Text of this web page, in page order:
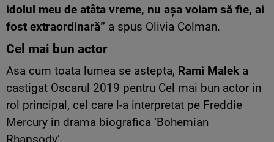
idolul meu de atâta vreme, nu aşa voiam să fie, ai
fost extraordinară” a spus Olivia Colman.
Cel mai bun actor
Asa cum toata lumea se astepta, Rami Malek a
castigat Oscarul 2019 pentru Cel mai bun actor in
rol principal, cel care l-a interpretat pe Freddie
Mercury in drama biografica ‘Bohemian
Rhapsody’.